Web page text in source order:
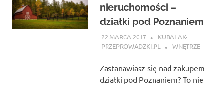
nieruchomości –
działki pod Poznaniem
22 MARCA 2017
KUBALAK-
PRZEPROWADZKI.PL
WNĘTRZE
Zastanawiasz się nad zakupem
działki pod Poznaniem? To nie